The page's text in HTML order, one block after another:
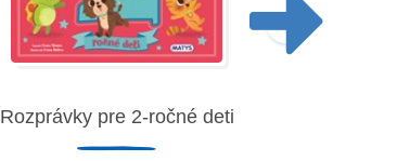
Rozprávky pre 2-ročné deti